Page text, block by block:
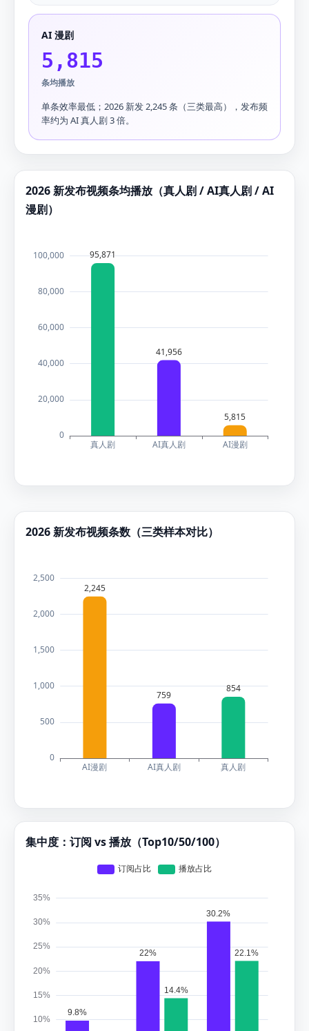
AI 漫剧
5,815
条均播放
单条效率最低；2026 新发 2,245 条（三类最高），发布频
率约为 AI 真人剧 3 倍。
2026 新发布视频条均播放（真人剧 / AI真人剧 / AI
漫剧）
2026 新发布视频条数（三类样本对比）
集中度：订阅 vs 播放（Top10/50/100）